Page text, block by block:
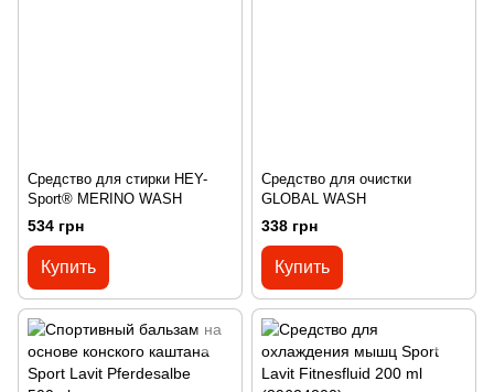
Cредство для стирки HEY-
Sport® MERINO WASH
534 грн
Купить
Cредство для очистки
GLOBAL WASH
338 грн
Купить